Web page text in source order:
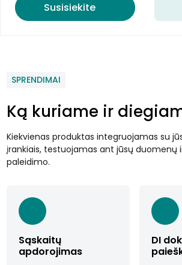
Susisiekite
SPRENDIMAI
Ką kuriame ir
Kiekvienas produktas integruojamas su
įrankiais, testuojamas ant jūsų duomenų
paleidimo.
Sąskaitų
apdorojimas
DI